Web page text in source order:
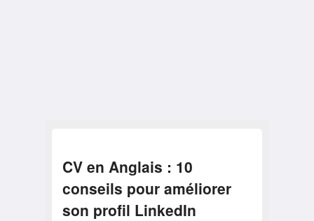
CV en Anglais : 10
conseils pour améliorer
son profil LinkedIn